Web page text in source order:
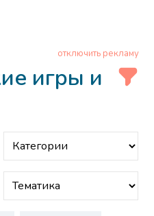
отключить рекламу
игры и